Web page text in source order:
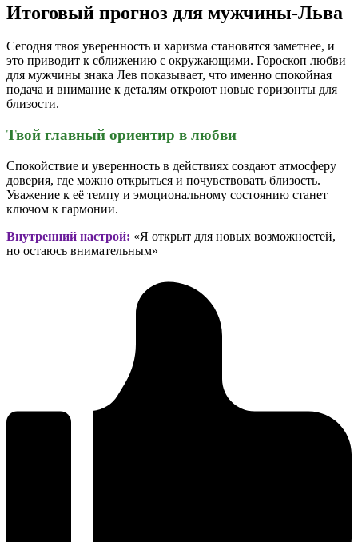
Итоговый прогноз для мужчины-Льва
Сегодня твоя уверенность и харизма становятся заметнее, и
это приводит к сближению с окружающими. Гороскоп любви
для мужчины знака Лев показывает, что именно спокойная
подача и внимание к деталям откроют новые горизонты для
близости.
Твой главный ориентир в любви
Спокойствие и уверенность в действиях создают атмосферу
доверия, где можно открыться и почувствовать близость.
Уважение к её темпу и эмоциональному состоянию станет
ключом к гармонии.
Внутренний настрой: «Я открыт для новых возможностей,
но остаюсь внимательным»